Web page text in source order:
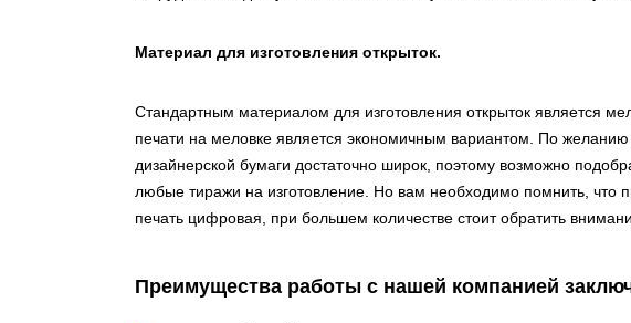
Материал для изготовления открыток.
Стандартным материалом для изготовления открыток является
печати на меловке является экономичным вариантом. По
дизайнерской бумаги достаточно широк, поэтому возможно
любые тиражи на изготовление. Но вам необходимо помнить, что
печать цифровая, при большем количестве стоит обратить
Преимущества работы с нашей компанией